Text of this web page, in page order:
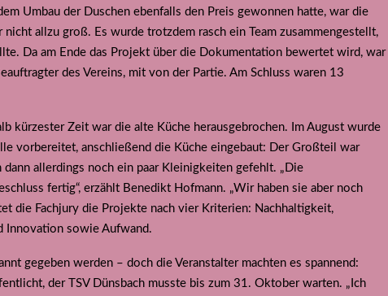
Umbau der Duschen ebenfalls den Preis gewonnen hatte, war die
allzu groß. Es wurde trotzdem rasch ein Team zusammengestellt,
Da am Ende das Projekt über die Dokumentation bewertet wird, war
des Vereins, mit von der Partie. Am Schluss waren 13
kürzester Zeit war die alte Küche herausgebrochen. Im August wurde
vorbereitet, anschließend die Küche eingebaut: Der Großteil war
allerdings noch ein paar Kleinigkeiten gefehlt. „Die
fertig“, erzählt Benedikt Hofmann. „Wir haben sie aber noch
die Fachjury die Projekte nach vier Kriterien: Nachhaltigkeit,
Innovation sowie Aufwand.
gegeben werden – doch die Veranstalter machten es spannend:
der TSV Dünsbach musste bis zum 31. Oktober warten. „Ich